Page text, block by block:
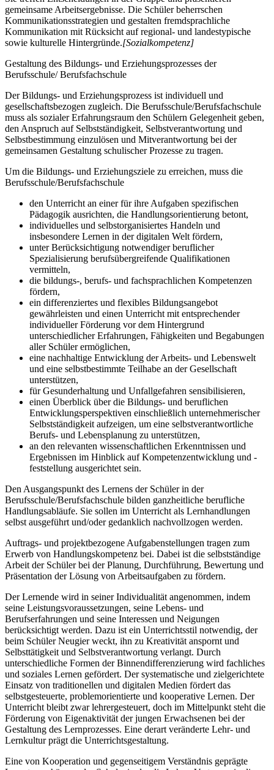
gemeinsame Arbeitsergebnisse. Die Schüler beherrschen
Kommunikationsstrategien und gestalten fremdsprachliche
Kommunikation mit Rücksicht auf regional- und landestypische
sowie kulturelle Hintergründe.[Sozialkompetenz]
Gestaltung des Bildungs- und Erziehungsprozesses der
Berufsschule/ Berufsfachschule
Der Bildungs- und Erziehungsprozess ist individuell und
gesellschaftsbezogen zugleich. Die Berufsschule/Berufsfachschule
muss als sozialer Erfahrungsraum den Schülern Gelegenheit geben,
den Anspruch auf Selbstständigkeit, Selbstverantwortung und
Selbstbestimmung einzulösen und Mitverantwortung bei der
gemeinsamen Gestaltung schulischer Prozesse zu tragen.
Um die Bildungs- und Erziehungsziele zu erreichen, muss die
Berufsschule/Berufsfachschule
den Unterricht an einer für ihre Aufgaben spezifischen
Pädagogik ausrichten, die Handlungsorientierung betont,
individuelles und selbstorganisiertes Handeln und
insbesondere Lernen in der digitalen Welt fördern,
unter Berücksichtigung notwendiger beruflicher
Spezialisierung berufsübergreifende Qualifikationen
vermitteln,
die bildungs-, berufs- und fachsprachlichen Kompetenzen
fördern,
ein differenziertes und flexibles Bildungsangebot
gewährleisten und einen Unterricht mit entsprechender
individueller Förderung vor dem Hintergrund
unterschiedlicher Erfahrungen, Fähigkeiten und Begabungen
aller Schüler ermöglichen,
eine nachhaltige Entwicklung der Arbeits- und Lebenswelt
und eine selbstbestimmte Teilhabe an der Gesellschaft
unterstützen,
für Gesunderhaltung und Unfallgefahren sensibilisieren,
einen Überblick über die Bildungs- und beruflichen
Entwicklungsperspektiven einschließlich unternehmerischer
Selbstständigkeit aufzeigen, um eine selbstverantwortliche
Berufs- und Lebensplanung zu unterstützen,
an den relevanten wissenschaftlichen Erkenntnissen und
Ergebnissen im Hinblick auf Kompetenzentwicklung und -
feststellung ausgerichtet sein.
Den Ausgangspunkt des Lernens der Schüler in der
Berufsschule/Berufsfachschule bilden ganzheitliche berufliche
Handlungsabläufe. Sie sollen im Unterricht als Lernhandlungen
selbst ausgeführt und/oder gedanklich nachvollzogen werden.
Auftrags- und projektbezogene Aufgabenstellungen tragen zum
Erwerb von Handlungskompetenz bei. Dabei ist die selbstständige
Arbeit der Schüler bei der Planung, Durchführung, Bewertung und
Präsentation der Lösung von Arbeitsaufgaben zu fördern.
Der Lernende wird in seiner Individualität angenommen, indem
seine Leistungsvoraussetzungen, seine Lebens- und
Berufserfahrungen und seine Interessen und Neigungen
berücksichtigt werden. Dazu ist ein Unterrichtsstil notwendig, der
beim Schüler Neugier weckt, ihn zu Kreativität anspornt und
Selbsttätigkeit und Selbstverantwortung verlangt. Durch
unterschiedliche Formen der Binnendifferenzierung wird fachliches
und soziales Lernen gefördert. Der systematische und zielgerichtete
Einsatz von traditionellen und digitalen Medien fördert das
selbstgesteuerte, problemorientierte und kooperative Lernen. Der
Unterricht bleibt zwar lehrergesteuert, doch im Mittelpunkt steht die
Förderung von Eigenaktivität der jungen Erwachsenen bei der
Gestaltung des Lernprozesses. Eine derart veränderte Lehr- und
Lernkultur prägt die Unterrichtsgestaltung.
Eine von Kooperation und gegenseitigem Verständnis geprägte